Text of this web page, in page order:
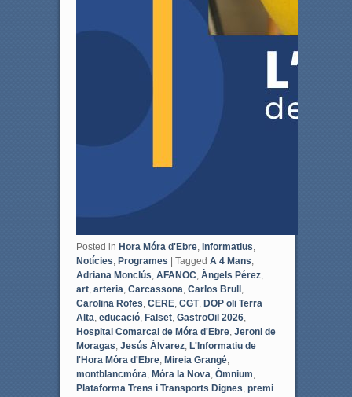
Posted in Hora Móra d'Ebre, Informatius,
Notícies, Programes Tagged A 4 Mans,
Adriana Monclús, AFANOC, Àngels Pérez,
art, arteria, Carcassona, Carlos Brull ,
Carolina Rofes, CERE, CGT, DOP oli Terra
Alta, educació, Falset, GastroOil 2026,
Hospital Comarcal de Móra d'Ebre, Jeroni de
Moragas, Jesús Álvarez, L'Informatiu de
l'Hora Móra d'Ebre, Mireia Grangé,
montblancmóra, Móra la Nova, Òmnium,
Plataforma Trens i Transports Dignes, premi